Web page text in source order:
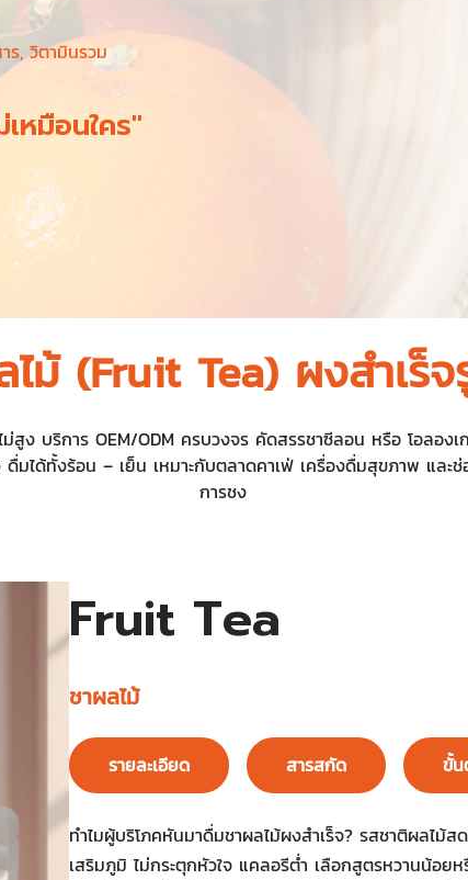
ร, วิตามินรวม
หมือนใคร"
ไม้ (Fruit Tea) ผงสำเร็
ม่สูง บริการ OEM/ODM ครบวงจร คัดสรรชาซีลอน หรือ โอลอ
มได้ทั้งร้อน – เย็น เหมาะกับตลาดคาเฟ่ เครื่องดื่มสุขภาพ และ
การชง
Fruit Tea
ชาผลไม้
รายละเอียด สารสกัด ขั้น
ทำไมผู้บริโภคหันมาดื่มชาผลไม้ผงสำเร็จ? รสชาติผลไ
เสริมภูมิ ไม่กระตุกหัวใจ แคลอรีต่ำ เลือกสูตรหวานน้อ